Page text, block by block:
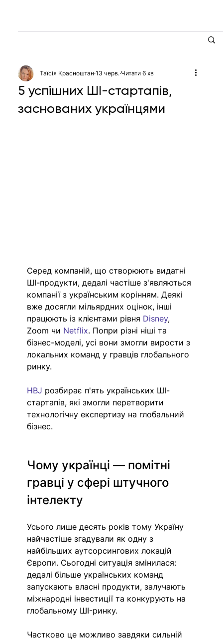
5 успішних ШІ-стартапів,
заснованих українцями
Таїсія Красноштан 13 черв. Читати 6 хв
Серед компаній, що створюють видатні
ШІ-продукти, дедалі частіше з'являються
компанії з українським корінням. Деякі
вже досягли мільярдних оцінок, інші
працюють із клієнтами рівня Disney,
Zoom чи Netflix. Попри різні ніші та
бізнес-моделі, усі вони змогли вирости з
локальних команд у гравців глобального
ринку.
HBJ розбирає п'ять українських ШІ-
стартапів, які змогли перетворити
технологічну експертизу на глобальний
бізнес.
Чому українці — помітні
гравці у сфері штучного
інтелекту
Усього лише десять років тому Україну
найчастіше згадували як одну з
найбільших аутсорсингових локацій
Європи. Сьогодні ситуація змінилася:
дедалі більше українських команд
запускають власні продукти, залучають
міжнародні інвестиції та конкурують на
глобальному ШI-ринку.
Частково це можливо завдяки сильній